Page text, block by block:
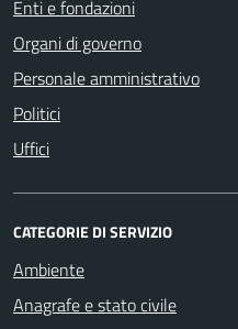
Enti e fondazioni
Organi di governo
Personale amministrativo
Politici
Uffici
CATEGORIE DI SERVIZIO
Ambiente
Anagrafe e stato civile